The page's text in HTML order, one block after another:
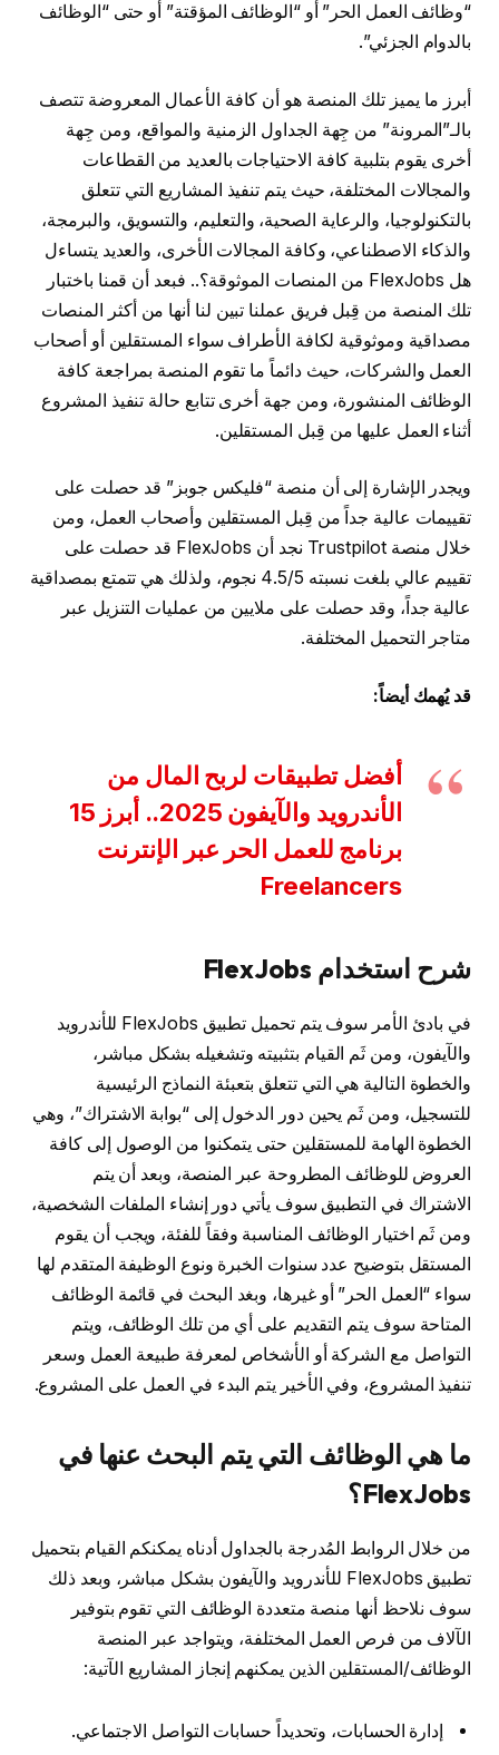
“وظائف العمل الحر” أو “الوظائف المؤقتة” أو حتى “الوظائف
بالدوام الجزئي”.
أبرز ما يميز تلك المنصة هو أن كافة الأعمال المعروضة تتصف
بالـ”المرونة” من جِهة الجداول الزمنية والمواقع، ومن جِهة
أخرى يقوم بتلبية كافة الاحتياجات بالعديد من القطاعات
والمجالات المختلفة، حيث يتم تنفيذ المشاريع التي تتعلق
بالتكنولوجيا، والرعاية الصحية، والتعليم، والتسويق، والبرمجة،
والذكاء الاصطناعي، وكافة المجالات الأخرى، والعديد يتساءل
هل FlexJobs من المنصات الموثوقة؟.. فبعد أن قمنا باختبار
تلك المنصة من قِبل فريق عملنا تبين لنا أنها من أكثر المنصات
مصداقية وموثوقية لكافة الأطراف سواء المستقلين أو أصحاب
العمل والشركات، حيث دائماً ما تقوم المنصة بمراجعة كافة
الوظائف المنشورة، ومن جهة أخرى تتابع حالة تنفيذ المشروع
أثناء العمل عليها من قِبل المستقلين.
ويجدر الإشارة إلى أن منصة “فليكس جوبز” قد حصلت على
تقييمات عالية جداً من قِبل المستقلين وأصحاب العمل، ومن
خلال منصة Trustpilot نجد أن FlexJobs قد حصلت على
تقييم عالي بلغت نسبته 4.5/5 نجوم، ولذلك هي تتمتع بمصداقية
عالية جداً، وقد حصلت على ملايين من عمليات التنزيل عبر
متاجر التحميل المختلفة.
قد يُهمك أيضاً:
أفضل تطبيقات لربح المال من
الأندرويد والآيفون 2025.. أبرز 15
برنامج للعمل الحر عبر الإنترنت
Freelancers
شرح استخدام FlexJobs
في بادئ الأمر سوف يتم تحميل تطبيق FlexJobs للأندرويد
والآيفون، ومن ثَم القيام بتثبيته وتشغيله بشكل مباشر،
والخطوة التالية هي التي تتعلق بتعبئة النماذج الرئيسية
للتسجيل، ومن ثَم يحين دور الدخول إلى “بوابة الاشتراك”، وهي
الخطوة الهامة للمستقلين حتى يتمكنوا من الوصول إلى كافة
العروض للوظائف المطروحة عبر المنصة، وبعد أن يتم
الاشتراك في التطبيق سوف يأتي دور إنشاء الملفات الشخصية،
ومن ثَم اختيار الوظائف المناسبة وفقاً للفئة، ويجب أن يقوم
المستقل بتوضيح عدد سنوات الخبرة ونوع الوظيفة المتقدم لها
سواء “العمل الحر” أو غيرها، وبغد البحث في قائمة الوظائف
المتاحة سوف يتم التقديم على أي من تلك الوظائف، ويتم
التواصل مع الشركة أو الأشخاص لمعرفة طبيعة العمل وسعر
تنفيذ المشروع، وفي الأخير يتم البدء في العمل على المشروع.
ما هي الوظائف التي يتم البحث عنها في
FlexJobs؟
من خلال الروابط المُدرجة بالجداول أدناه يمكنكم القيام بتحميل
تطبيق FlexJobs للأندرويد والآيفون بشكل مباشر، وبعد ذلك
سوف نلاحظ أنها منصة متعددة الوظائف التي تقوم بتوفير
الآلاف من فرص العمل المختلفة، ويتواجد عبر المنصة
الوظائف/المستقلين الذين يمكنهم إنجاز المشاريع الآتية:
إدارة الحسابات، وتحديداً حسابات التواصل الاجتماعي.